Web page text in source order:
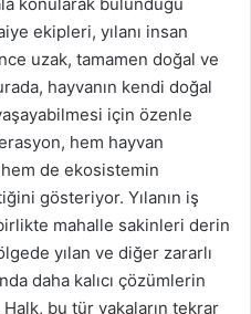
konularak bulunduğu
ekipleri, yılanı insan
uzak, tamamen doğal ve
hayvanın kendi doğal
için özenle
hem hayvan
de ekosistemin
gösteriyor. Yılanın iş
mahalle sakinleri derin
yılan ve diğer zararlı
daha kalıcı çözümlerin
bu tür vakaların tekrar